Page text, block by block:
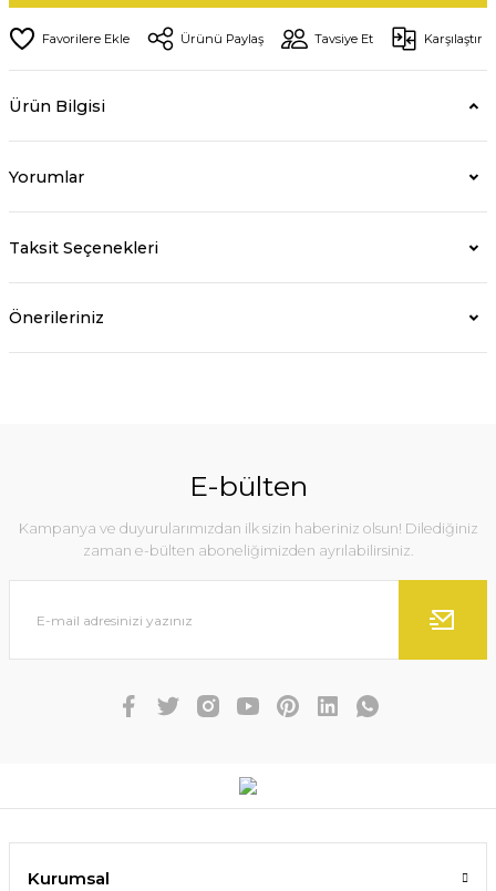
Ürünü Paylaş Tavsiye Et Karşılaştır
Ürün Bilgisi
Yorumlar
Taksit Seçenekleri
Önerileriniz
E-bülten
Kampanya ve duyurularımızdan ilk sizin haberiniz olsun! Dilediğiniz
zaman e-bülten aboneliğimizden ayrılabilirsiniz.
Kurumsal